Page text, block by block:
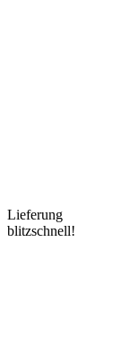
Lieferung
blitzschnell!